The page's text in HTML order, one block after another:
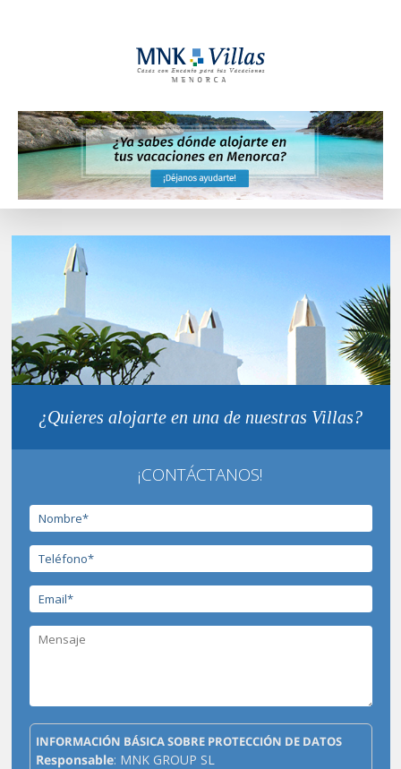
¿Quieres alojarte en una de nuestras Villas?
¡CONTÁCTANOS!
INFORMACIÓN BÁSICA SOBRE PROTECCIÓN DE DATOS
Responsable: MNK GROUP SL